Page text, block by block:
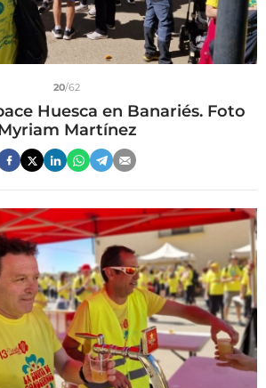
20/62
Huesca en Banariés. Foto
Martínez